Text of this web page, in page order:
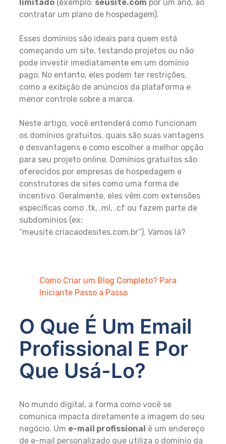
limitado (exemplo: seusite.com por um ano, ao
contratar um plano de hospedagem).
Esses domínios são ideais para quem está
começando um site, testando projetos ou não
pode investir imediatamente em um domínio
pago. No entanto, eles podem ter restrições,
como a exibição de anúncios da plataforma e
menor controle sobre a marca.
Neste artigo, você entenderá como funcionam
os domínios gratuitos, quais são suas vantagens
e desvantagens e como escolher a melhor opção
para seu projeto online. Domínios gratuitos são
oferecidos por empresas de hospedagem e
construtores de sites como uma forma de
incentivo. Geralmente, eles vêm com extensões
específicas como .tk, .ml, .cf ou fazem parte de
subdomínios (ex:
“meusite.criacaodesites.com.br”). Vamos lá?
Como Criar um Blog Completo? Para
Iniciante Passo a Passo
O Que É Um Email
Profissional E Por
Que Usá-Lo?
No mundo digital, a forma como você se
comunica impacta diretamente a imagem do seu
negócio. Um e-mail profissional é um endereço
de e-mail personalizado que utiliza o domínio da